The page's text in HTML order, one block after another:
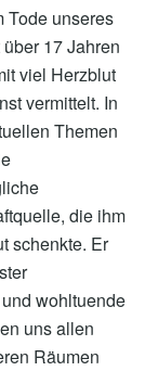
Tode unseres
17 Jahren
viel Herzblut
vermittelt. In
Themen
die ihm
schenkte. Er
wohltuende
uns allen
Räumen